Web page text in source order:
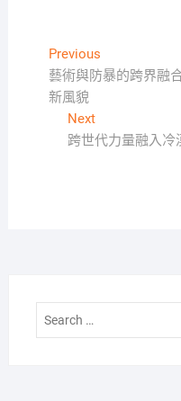
文
章
導
覽
PreviousPrevious
post:
藝術與防暴的跨界融
新風貌
NextNext
post:
跨世代力量融入